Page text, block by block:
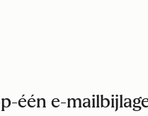
één e-